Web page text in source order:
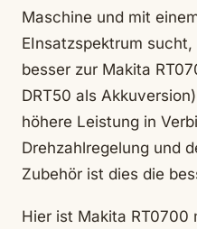
Maschine und mit
EInsatzspektrum
besser zur Makita
DRT50 als
höhere Leistung in
Drehzahlregelung und
Zubehör ist dies die
Hier ist Makita RT0700